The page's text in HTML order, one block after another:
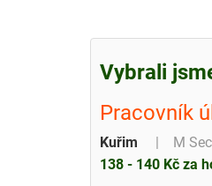
Vybrali
Pracovník
Kuřim
M
138 - 140 Kč za